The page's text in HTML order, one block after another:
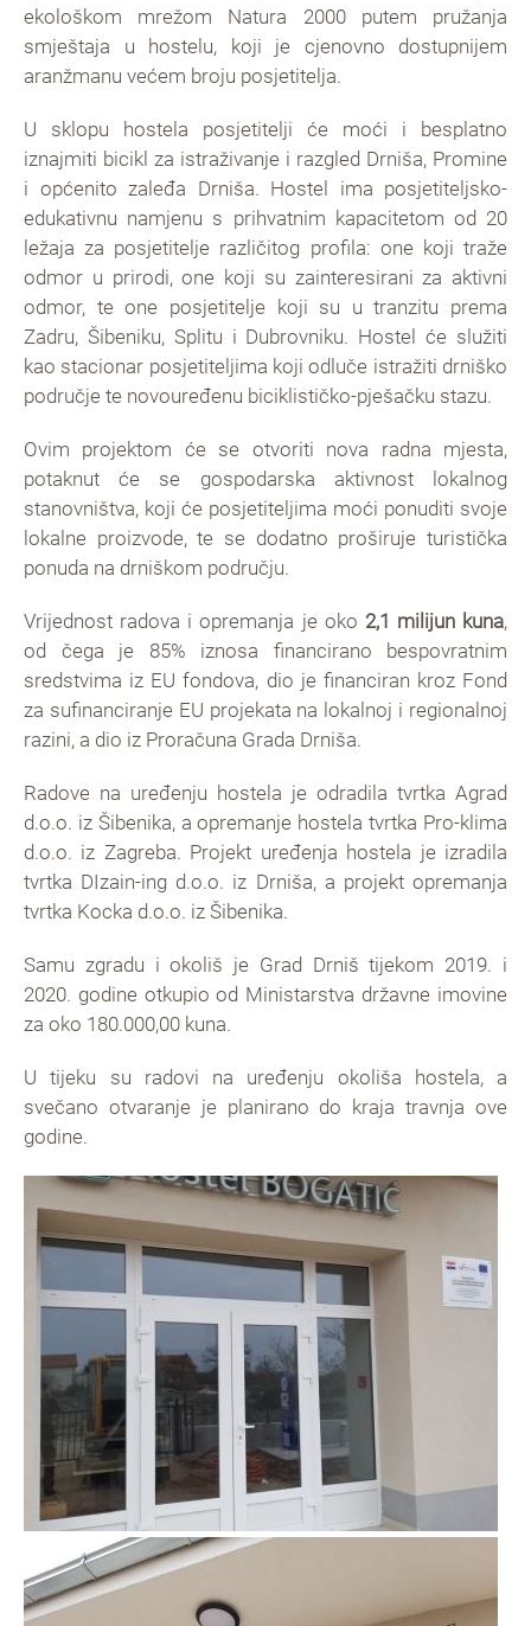
ekološkom mrežom Natura 2000 putem pružanja
smještaja u hostelu, koji je cjenovno dostupnijem
aranžmanu većem broju posjetitelja.
U sklopu hostela posjetitelji će moći i besplatno
iznajmiti bicikl za istraživanje i razgled Drniša, Promine
i općenito zaleđa Drniša. Hostel ima posjetiteljsko-
edukativnu namjenu s prihvatnim kapacitetom od 20
ležaja za posjetitelje različitog profila: one koji traže
odmor u prirodi, one koji su zainteresirani za aktivni
odmor, te one posjetitelje koji su u tranzitu prema
Zadru, Šibeniku, Splitu i Dubrovniku. Hostel će služiti
kao stacionar posjetiteljima koji odluče istražiti drniško
područje te novouređenu biciklističko-pješačku stazu.
Ovim projektom će se otvoriti nova radna mjesta,
potaknut će se gospodarska aktivnost lokalnog
stanovništva, koji će posjetiteljima moći ponuditi svoje
lokalne proizvode, te se dodatno proširuje turistička
ponuda na drniškom području.
Vrijednost radova i opremanja je oko 2,1 milijun kuna,
od čega je 85% iznosa financirano bespovratnim
sredstvima iz EU fondova, dio je financiran kroz Fond
za sufinanciranje EU projekata na lokalnoj i regionalnoj
razini, a dio iz Proračuna Grada Drniša.
Radove na uređenju hostela je odradila tvrtka Agrad
d.o.o. iz Šibenika, a opremanje hostela tvrtka Pro-klima
d.o.o. iz Zagreba. Projekt uređenja hostela je izradila
tvrtka DIzain-ing d.o.o. iz Drniša, a projekt opremanja
tvrtka Kocka d.o.o. iz Šibenika.
Samu zgradu i okoliš je Grad Drniš tijekom 2019. i
2020. godine otkupio od Ministarstva državne imovine
za oko 180.000,00 kuna.
U tijeku su radovi na uređenju okoliša hostela, a
svečano otvaranje je planirano do kraja travnja ove
godine.